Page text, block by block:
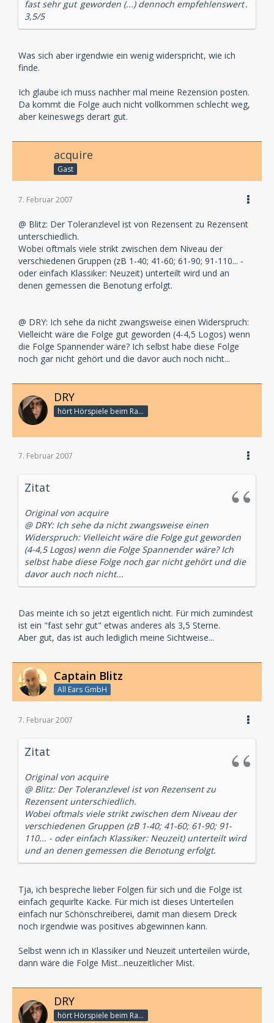
gleich gut.
Geräusche und Effekte sind gut.
Fazit: Wie schon Folge 152 ist diese Folge fast sehr gut
geworden. Schade, dass wenig Spannung aufkommt -
dennoch empfehlenswert. 3,5/5 *
by Alexander Scherfling
fastsehr gut geworden (...) dennoch empfehlenswert.
3,5/5
Was sich aber irgendwie ein wenig widerspricht, wie ich
finde.
Ich glaube ich muss nachher mal meine Rezension posten.
Da kommt die Folge auch nicht vollkommen schlecht weg,
aber keineswegs derart gut.
acquire
Gast
7. Februar 2007
@ Blitz: Der Toleranzlevel ist von Rezensent zu Rezensent
unterschiedlich.
Wobei oftmals viele strikt zwischen dem Niveau der
verschiedenen Gruppen (zB 1-40; 41-60; 61-90; 91-110... -
oder einfach Klassiker: Neuzeit) unterteilt wird und an
denen gemessen die Benotung erfolgt.
@ DRY: Ich sehe da nicht zwangsweise einen Widerspruch:
Vielleicht wäre die Folge gut geworden (4-4,5 Logos) wenn
die Folge Spannender wäre? Ich selbst habe diese Folge
noch gar nicht gehört und die davor auch noch nicht...
DRY
hört Hörspiele beim Rasenmähen
7. Februar 2007
Zitat
Original von acquire
@ DRY: Ich sehe da nicht zwangsweise einen
Widerspruch: Vielleicht wäre die Folge gut geworden
(4-4,5 Logos) wenn die Folge Spannender wäre? Ich
selbst habe diese Folge noch gar nicht gehört und die
davor auch noch nicht...
Das meinte ich so jetzt eigentlich nicht. Für mich zumindest
ist ein "fast sehr gut" etwas anderes als 3,5 Sterne.
Aber gut, das ist auch lediglich meine Sichtweise...
Captain Blitz
All Ears GmbH
7. Februar 2007
Zitat
Original von acquire
@ Blitz: Der Toleranzlevel ist von Rezensent zu
Rezensent unterschiedlich.
Wobei oftmals viele strikt zwischen dem Niveau der
verschiedenen Gruppen (zB 1-40; 41-60; 61-90; 91-
110... - oder einfach Klassiker: Neuzeit) unterteilt wird
und an denen gemessen die Benotung erfolgt.
Tja, ich bespreche lieber Folgen für sich und die Folge ist
einfach gequirlte Kacke. Für mich ist dieses Unterteilen
einfach nur Schönschreiberei, damit man diesem Dreck
noch irgendwie was positives abgewinnen kann.
Selbst wenn ich in Klassiker und Neuzeit unterteilen würde,
dann wäre die Folge Mist...neuzeitlicher Mist.
DRY
hört Hörspiele beim Rasenmähen